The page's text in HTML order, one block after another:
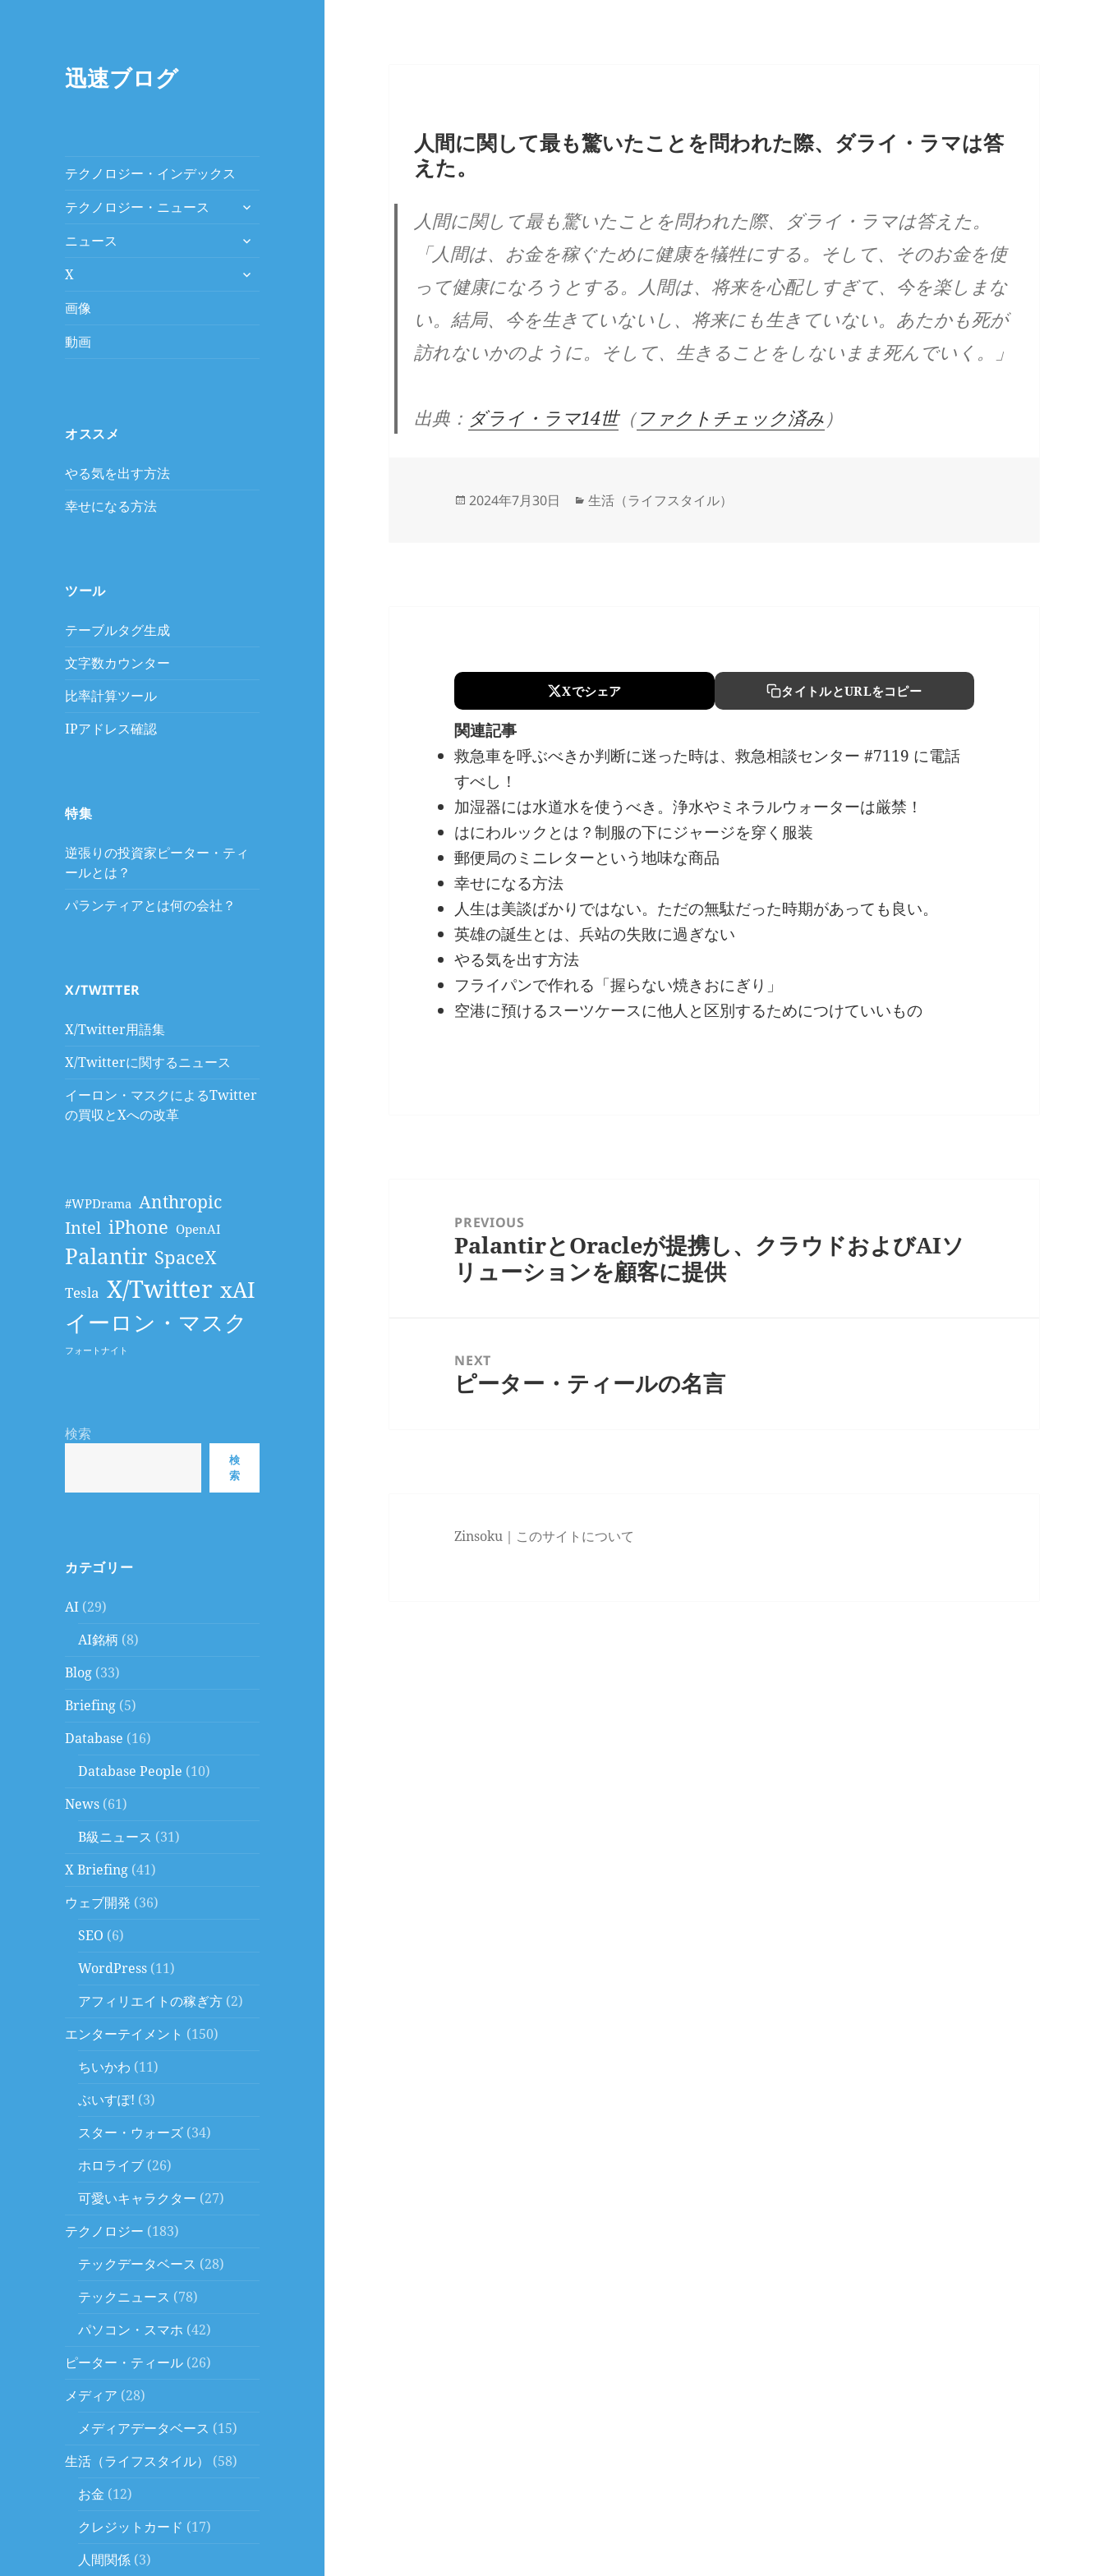
迅速ブログ
テクノロジー・インデックス
テクノロジー・ニュース
expand
menu
ニュース
expand
menu
X
expand
画像
動画
オススメ
やる気を出す方法
幸せになる方法
ツール
テーブルタグ生成
文字数カウンター
比率計算ツール
IPアドレス確認
特集
逆張りの投資家ピーター・ティ
ールとは？
パランティアとは何の会社？
X/TWITTER
X/Twitter用語集
X/Twitterに関するニュース
イーロン・マスクによるTwitter
の買収とXへの改革
#WPDrama Anthropic
Intel iPhone OpenAI
Palantir SpaceX
Tesla X/Twitter xAI
イーロン・マスク
フォートナイト
検索
検
索
カテゴリー
AI (29)
AI銘柄 (8)
Blog (33)
Briefing (5)
Database (16)
Database People (10)
News (61)
B級ニュース (31)
X Briefing (41)
ウェブ開発 (36)
SEO (6)
WordPress (11)
アフィリエイトの稼ぎ方 (2)
エンターテイメント (150)
ちいかわ (11)
ぶいすぽ! (3)
スター・ウォーズ (34)
ホロライブ (26)
可愛いキャラクター (27)
テクノロジー (183)
テックデータベース (28)
テックニュース (78)
パソコン・スマホ (42)
ピーター・ティール (26)
メディア (28)
メディアデータベース (15)
生活（ライフスタイル）
(58)
お金 (12)
クレジットカード (17)
人間関係 (3)
人間に関して最も驚いたことを問われた際、ダライ・ラマは答
えた。
人間に関して最も驚いたことを問われた際、ダライ・ラマは答えた。
「人間は、お金を稼ぐために健康を犠牲にする。そして、そのお金を使
って健康になろうとする。人間は、将来を心配しすぎて、今を楽しまな
い。結局、今を生きていないし、将来にも生きていない。あたかも死が
訪れないかのように。そして、生きることをしないまま死んでいく。」
出典： ダライ・ラマ14世（ファクトチェック済み ）
Updated
2024年7月30日 Categories
生活（ライフスタイル）
Xでシェア タイトルとURLをコピー
関連記事
救急車を呼ぶべきか判断に迷った時は、救急相談センター #7119 に電話
すべし！
加湿器には水道水を使うべき。浄水やミネラルウォーターは厳禁！
はにわルックとは？制服の下にジャージを穿く服装
郵便局のミニレターという地味な商品
幸せになる方法
人生は美談ばかりではない。ただの無駄だった時期があっても良い。
英雄の誕生とは、兵站の失敗に過ぎない
やる気を出す方法
フライパンで作れる「握らない焼きおにぎり」
空港に預けるスーツケースに他人と区別するためにつけていいもの
PREVIOUS
Previous
post:
PalantirとOracleが提携し、クラウドおよびAIソ
リューションを顧客に提供
NEXT
Next
ピーター・ティールの名言
Zinsoku｜ このサイトについて